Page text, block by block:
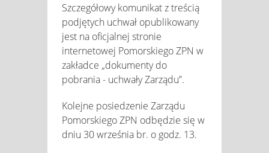
Szczegółowy komunikat z treścią
podjętych uchwał opublikowany
jest na oficjalnej stronie
internetowej Pomorskiego ZPN w
zakładce „dokumenty do
pobrania - uchwały Zarządu”.
Kolejne posiedzenie Zarządu
Pomorskiego ZPN odbędzie się w
dniu 30 września br. o godz. 13.